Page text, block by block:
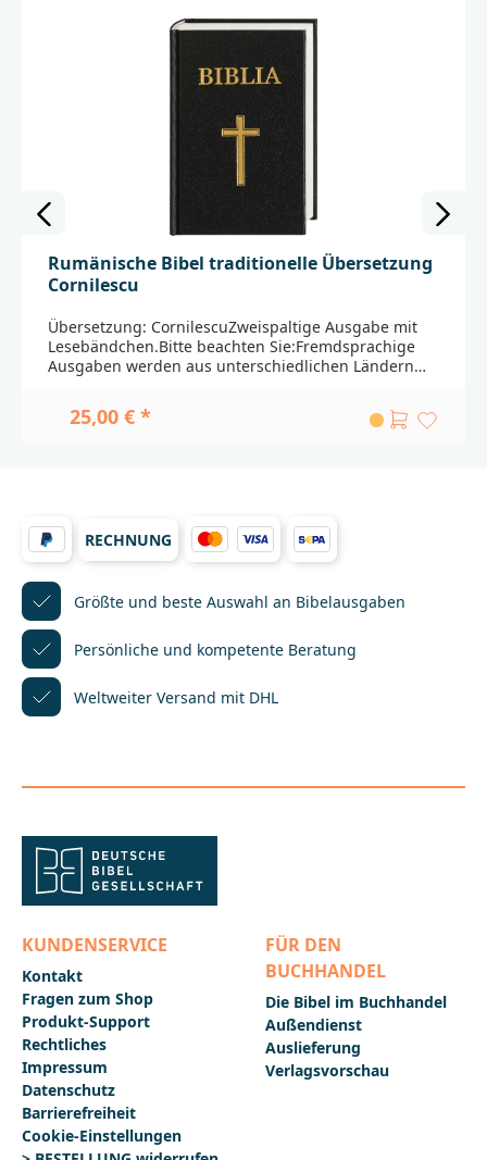
Rumänische Bibel traditionelle Übersetzung
Cornilescu
Übersetzung: CornilescuZweispaltige Ausgabe mit
Lesebändchen.Bitte beachten Sie:Fremdsprachige
Ausgaben werden aus unterschiedlichen Ländern
Beschädigungen nicht auszuschließen. Außerdem
haben nicht alle Produkte die Qualität, die in
wenden Sie sich bitte an:Deutsche
BibelgesellschaftBalinger Str. 31 A70567
Stuttgartproduktsicherheit@dbg.de
25,00 € *
RECHNUNG
Größte und beste Auswahl an Bibelausgaben
Persönliche und kompetente Beratung
Weltweiter Versand mit DHL
KUNDENSERVICE
Kontakt
Fragen zum Shop
Produkt-Support
Rechtliches
Impressum
Datenschutz
Barrierefreiheit
Cookie-Einstellungen
FÜR DEN
BUCHHANDEL
Die Bibel im Buchhandel
Außendienst
Auslieferung
Verlagsvorschau